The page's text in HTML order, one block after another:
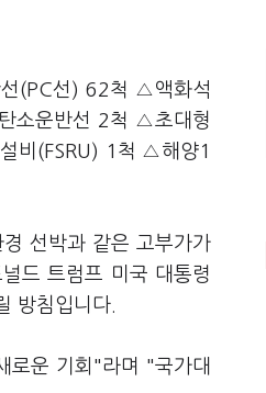
(PC선) 62척 △액화석
소운반선 2척 △초대형
비(FSRU) 1척 △해양1
선박과 같은 고부가가
드 트럼프 미국 대통령
방침입니다.
로운 기회"라며 "국가대